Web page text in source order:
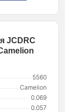
JCDRC
5560
Camelion
0.069
0.057